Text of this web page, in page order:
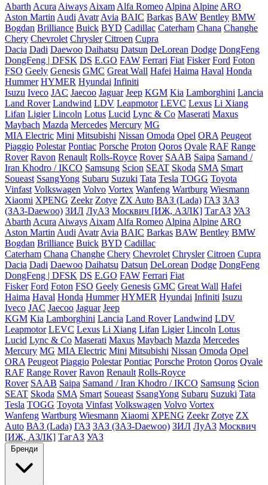
Abarth Acura Aiways Aixam Alfa Romeo Alpina Alpine ARO
Aston Martin Audi Avatr Avia BAIC Barkas BAW Bentley BMW
Bogdan Brilliance Buick BYD Cadillac Caterham Chana Changhe
Chery Chevrolet Chrysler Citroen Cupra
Dacia Dadi Daewoo Daihatsu Datsun DeLorean Dodge DongFeng
DongFeng | DFSK DS E.GO FAW Ferrari Fiat Fisker Ford Foton
FSO Geely Genesis GMC Great Wall Hafei Haima Haval Honda
Hummer HYMER Hyundai Infiniti
Isuzu Iveco JAC Jaecoo Jaguar Jeep KGM Kia Lamborghini Lancia
Land Rover Landwind LDV Leapmotor LEVC Lexus Li Xiang
Lifan Ligier Lincoln Lotus Lucid Lync & Co Maserati Maxus
Maybach Mazda Mercedes Mercury MG
MIA Electric Mini Mitsubishi Nissan Omoda Opel ORA Peugeot
Piaggio Polestar Pontiac Porsche Proton Qoros Qvale RAF Range
Rover Ravon Renault Rolls-Royce Rover SAAB Saipa Samand /
Iran Khodro / IKCO Samsung Scion SEAT Skoda SMA Smart
Soueast SsangYong Subaru Suzuki Tata Tesla TOGG Toyota
Vinfast Volkswagen Volvo Vortex Wanfeng Wartburg Wiesmann
Xiaomi XPENG Zeekr Zotye ZX Auto ВАЗ (Lada) ГАЗ ЗАЗ
(ЗАЗ-Daewoo) ЗИЛ ЛуАЗ Москвич [ИЖ, АЗЛК] ТагАЗ УАЗ
Abarth Acura Aiways Aixam Alfa Romeo Alpina Alpine ARO
Aston Martin Audi Avatr Avia BAIC Barkas BAW Bentley BMW
Bogdan Brilliance Buick BYD Cadillac
Caterham Chana Changhe Chery Chevrolet Chrysler Citroen Cupra
Dacia Dadi Daewoo Daihatsu Datsun DeLorean Dodge DongFeng
DongFeng | DFSK DS E.GO FAW Ferrari Fiat
Fisker Ford Foton FSO Geely Genesis GMC Great Wall Hafei
Haima Haval Honda Hummer HYMER Hyundai Infiniti Isuzu
Iveco JAC Jaecoo Jaguar Jeep
KGM Kia Lamborghini Lancia Land Rover Landwind LDV
Leapmotor LEVC Lexus Li Xiang Lifan Ligier Lincoln Lotus
Lucid Lync & Co Maserati Maxus Maybach Mazda Mercedes
Mercury MG MIA Electric Mini Mitsubishi Nissan Omoda Opel
ORA Peugeot Piaggio Polestar Pontiac Porsche Proton Qoros Qvale
RAF Range Rover Ravon Renault Rolls-Royce
Rover SAAB Saipa Samand / Iran Khodro / IKCO Samsung Scion
SEAT Skoda SMA Smart Soueast SsangYong Subaru Suzuki Tata
Tesla TOGG Toyota Vinfast Volkswagen Volvo Vortex
Wanfeng Wartburg Wiesmann Xiaomi XPENG Zeekr Zotye ZX
Auto ВАЗ (Lada) ГАЗ ЗАЗ (ЗАЗ-Daewoo) ЗИЛ ЛуАЗ Москвич
[ИЖ, АЗЛК] ТагАЗ УАЗ
Бренди